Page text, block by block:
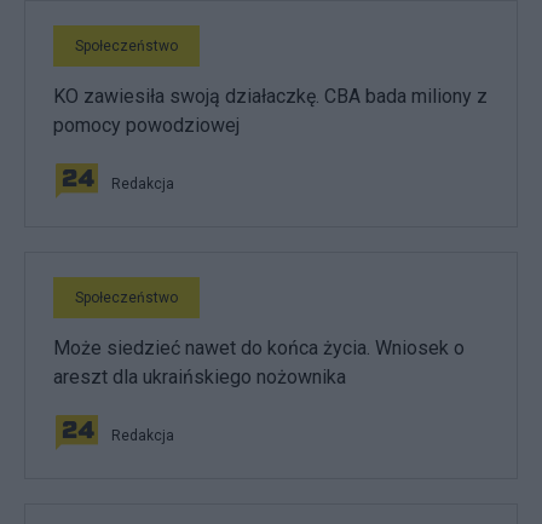
Społeczeństwo
KO zawiesiła swoją działaczkę. CBA bada miliony z
pomocy powodziowej
Redakcja
Społeczeństwo
Może siedzieć nawet do końca życia. Wniosek o
areszt dla ukraińskiego nożownika
Redakcja